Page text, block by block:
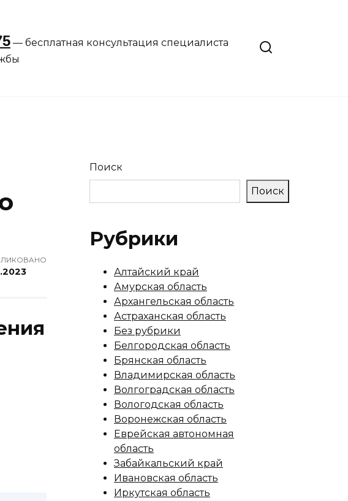
— бесплатная консультация специалиста
Поиск
Поиск
Рубрики
Алтайский край
Амурская область
Архангельская область
Астраханская область
Без рубрики
Белгородская область
Брянская область
Владимирская область
Волгоградская область
Вологодская область
Воронежская область
Еврейская автономная
область
Забайкальский край
Ивановская область
Иркутская область